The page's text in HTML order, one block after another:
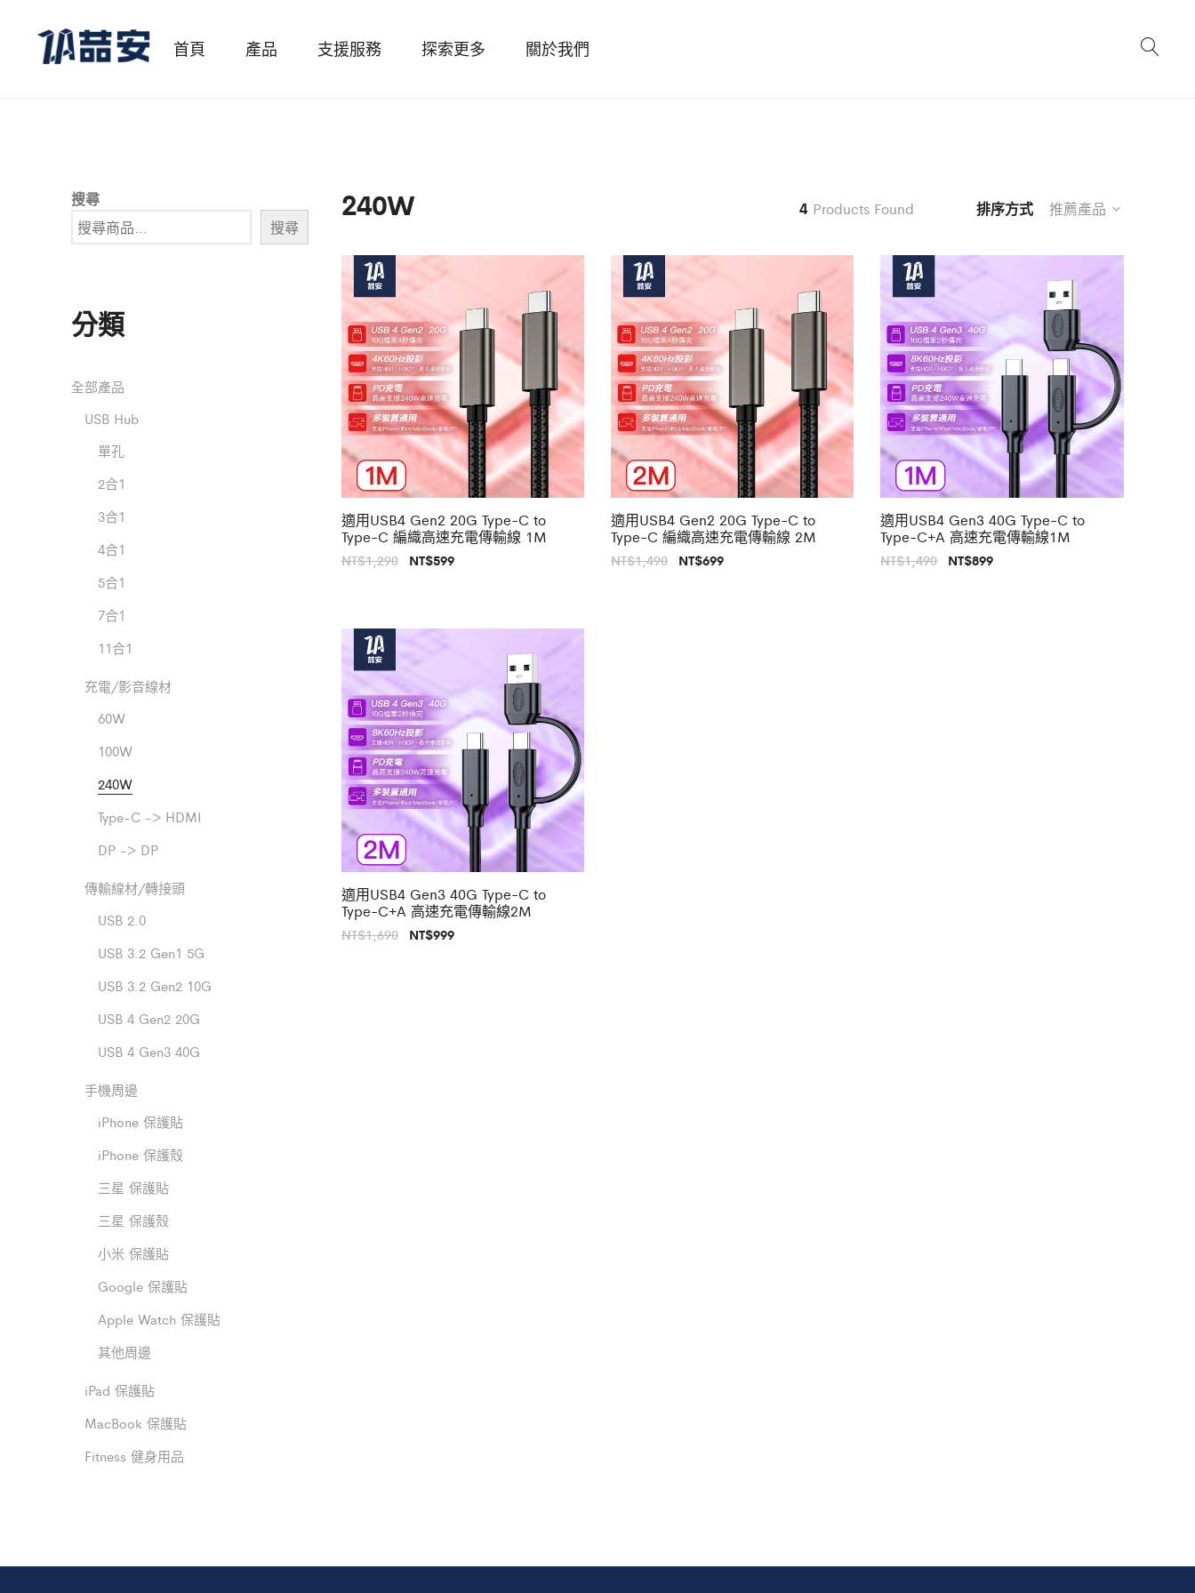
首頁 產品 支援服務 探索更多 關於我們
240W 4 Products Found 排序方式 推薦產品
適用USB4 Gen2 20G Type-C to
Type-C 編織高速充電傳輸線 1M
NT$1,290 原NT$599目
適用USB4 Gen2 20G Type-C to
Type-C 編織高速充電傳輸線 2M
NT$1,490 原NT$699目
適用USB4 Gen3 40G Type-C to
Type-C+A 高速充電傳輸線1M
NT$1,490 原
NT$899目
適用USB4 Gen3 40G Type-C to
Type-C+A 高速充電傳輸線2M
NT$1,690 原
始
NT$999目
搜尋
搜尋
分類
全部產品
USB Hub
單孔
2合1
3合1
4合1
5合1
7合1
11合1
充電/影音線材
60W
100W
240W
Type-C -> HDMI
DP -> DP
傳輸線材/轉接頭
USB 2.0
USB 3.2 Gen1 5G
USB 3.2 Gen2 10G
USB 4 Gen2 20G
USB 4 Gen3 40G
手機周邊
iPhone 保護貼
iPhone 保護殼
三星 保護貼
三星 保護殼
小米 保護貼
Google 保護貼
Apple Watch 保護貼
其他周邊
iPad 保護貼
MacBook 保護貼
Fitness 健身用品